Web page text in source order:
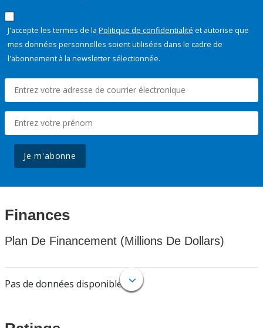
J'accepte les termes de la Politique de confidentialité et autorise que
mes données personnelles soient utilisées dans le cadre de
l'abonnement à la newsletter sélectionnée.
Je m'abonne
Finances
Plan De Financement (Millions De Dollars)
Pas de données disponibles.